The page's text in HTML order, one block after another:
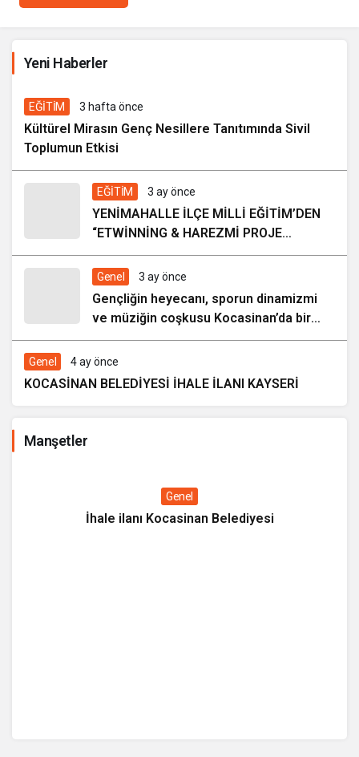
Yeni Haberler
7 gün önce
EĞİTİM 3 hafta önce
Kültürel Mirasın Genç Nesillere Tanıtımında Sivil
Toplumun Etkisi
EĞİTİM 3 ay önce
YENİMAHALLE İLÇE MİLLİ EĞİTİM’DEN
“ETWİNNİNG & HAREZMİ PROJE
ŞENLİĞİ”
Genel 3 ay önce
Gençliğin heyecanı, sporun dinamizmi
ve müziğin coşkusu Kocasinan’da bir
araya geliyor!
Genel 4 ay önce
KOCASİNAN BELEDİYESİ İHALE İLANI KAYSERİ
Manşetler
Genel
İhale ilanı Kocasinan Belediyesi